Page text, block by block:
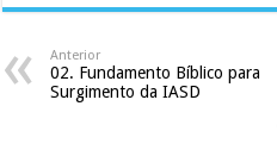
Anterior
02. Fundamento Bíblico para
Surgimento da IASD